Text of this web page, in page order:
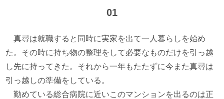
01
真尋は就職すると同時に実家を出て一人暮らしを始め
た。その時に持ち物の整理をして必要なものだけを引っ越
し先に持ってきた。それから一年もたたずに今また真尋は
引っ越しの準備をしている。
勤めている総合病院に近いこのマンションを出るのは正